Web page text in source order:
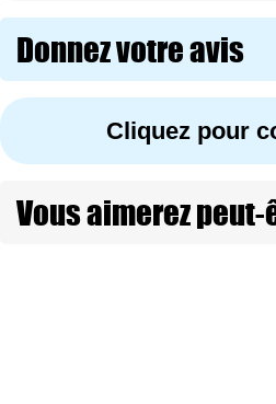
Donnez votre avis
Cliquez pour
Vous aimerez